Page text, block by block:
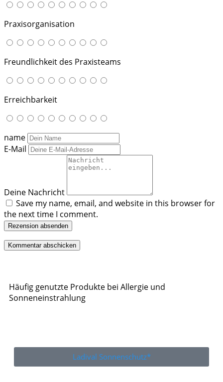
Praxisorganisation
Freundlichkeit des Praxisteams
Erreichbarkeit
name
E-Mail
Deine Nachricht
Save my name, email, and website in this browser for
the next time I comment.
Rezension absenden
Häufig genutzte Produkte bei Allergie und
Sonneneinstrahlung
Ladival Sonnenschutz*